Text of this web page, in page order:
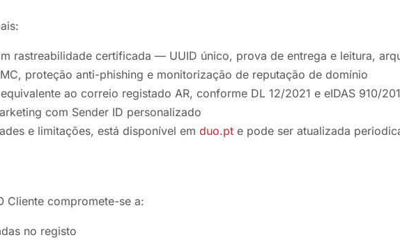
rastreabilidade certificada — UUID único, prova de entrega e leitura,
proteção anti-phishing e monitorização de reputação de domínio
ao correio registado AR, conforme DL 12/2021 e eIDAS 910/
com Sender ID personalizado
e limitações, está disponível em duo.pt e pode ser atualizada
Cliente compromete-se a:
no registo